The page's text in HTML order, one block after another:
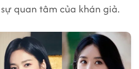
quan tâm của khán giả.